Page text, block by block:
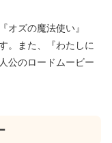
オズの魔法使い』
。また、『わたしに
公のロードムービー